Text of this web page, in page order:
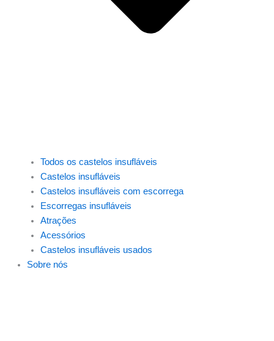
Todos os castelos insufláveis
Castelos insufláveis
Castelos insufláveis com escorrega
Escorregas insufláveis
Atrações
Acessórios
Castelos insufláveis usados
Sobre nós